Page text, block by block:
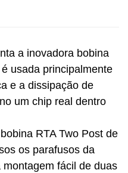
a inovadora bobina
usada principalmente
e a dissipação de
um chip real dentro
RTA Two Post de
os parafusos da
fácil de duas